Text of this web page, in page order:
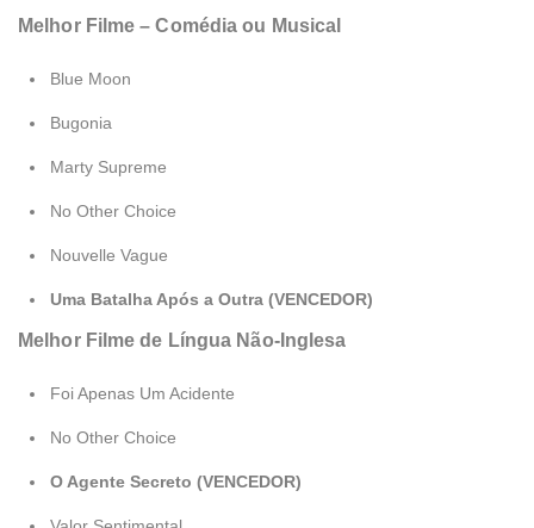
Melhor Filme – Comédia ou Musical
Blue Moon
Bugonia
Marty Supreme
No Other Choice
Nouvelle Vague
Uma Batalha Após a Outra (VENCEDOR)
Melhor Filme de Língua Não-Inglesa
Foi Apenas Um Acidente
No Other Choice
O Agente Secreto (VENCEDOR)